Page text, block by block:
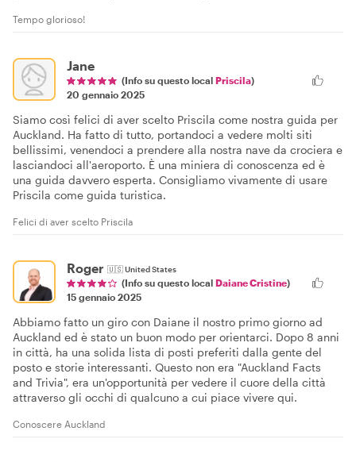
Tempo glorioso!
Jane
(Info su questo local Priscila)
20 gennaio 2025
Siamo così felici di aver scelto Priscila come nostra guida per
Auckland. Ha fatto di tutto, portandoci a vedere molti siti
bellissimi, venendoci a prendere alla nostra nave da crociera e
lasciandoci all'aeroporto. È una miniera di conoscenza ed è
una guida davvero esperta. Consigliamo vivamente di usare
Priscila come guida turistica.
Felici di aver scelto Priscila
Roger 🇺🇸United States
(Info su questo local Daiane Cristine)
15 gennaio 2025
Abbiamo fatto un giro con Daiane il nostro primo giorno ad
Auckland ed è stato un buon modo per orientarci. Dopo 8 anni
in città, ha una solida lista di posti preferiti dalla gente del
posto e storie interessanti. Questo non era "Auckland Facts
and Trivia", era un'opportunità per vedere il cuore della città
attraverso gli occhi di qualcuno a cui piace vivere qui.
Conoscere Auckland